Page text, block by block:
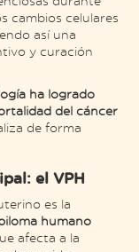
cambios celulares
así una
y curación
ha logrado
del cáncer
de forma
el VPH
es la
humano
afecta a la